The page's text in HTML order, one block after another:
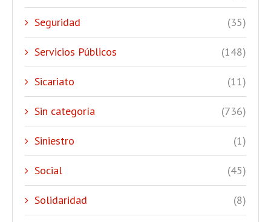
Seguridad (35)
Servicios Públicos (148)
Sicariato (11)
Sin categoría (736)
Siniestro (1)
Social (45)
Solidaridad (8)